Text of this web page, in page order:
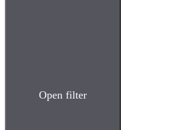
Open filter